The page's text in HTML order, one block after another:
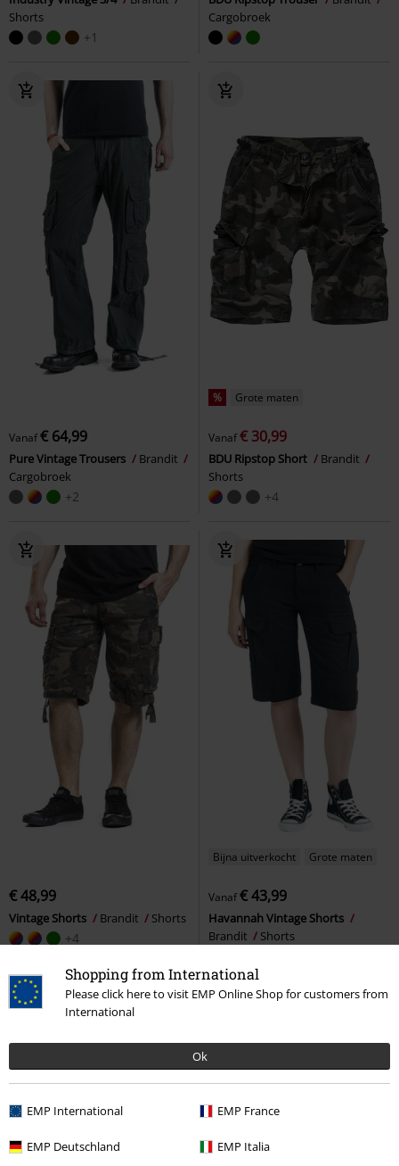
Shopping from International
Please click here to visit EMP Online Shop for customers from
International
Ok
EMP International EMP France
EMP Deutschland EMP Italia
Shorts
+1
Cargobroek
Vanaf€ 64,99
Pure Vintage Trousers
Brandit
Cargobroek
+2
% Grote maten
Vanaf€ 30,99
BDU Ripstop Short
Brandit
Shorts
+4
€ 48,99
Vintage Shorts Brandit Shorts
+4
Bijna uitverkocht Grote maten
Vanaf€ 43,99
Havannah Vintage Shorts
Brandit
Shorts